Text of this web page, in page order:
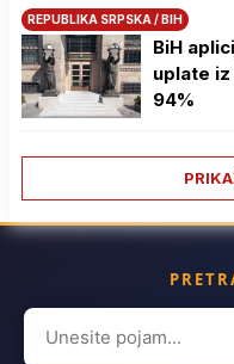
REPUBLIKA SRPSKA / BIH
BiH
uplate
94%
Search
for: